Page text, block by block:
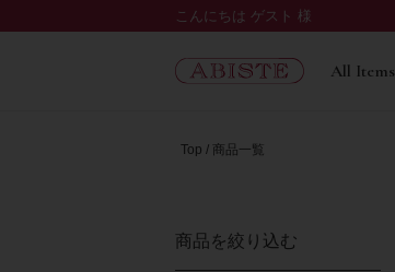
こんにちは ゲスト 様
All Items
Top 商品一覧
商品を絞り込む